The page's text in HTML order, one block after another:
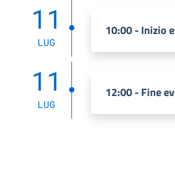
11
LUG
10:00 - Inizio
11
LUG
12:00 - Fine